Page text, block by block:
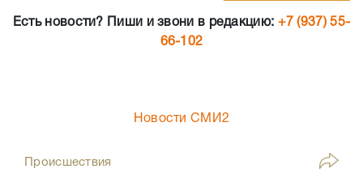
Есть новости? Пиши и звони в редакцию: +7 (937) 55-
66-102
Новости СМИ2
Происшествия